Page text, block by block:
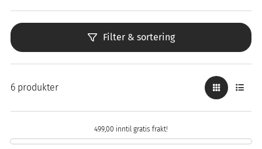
Filter & sortering
6 produkter
499,00 inntil gratis frakt!